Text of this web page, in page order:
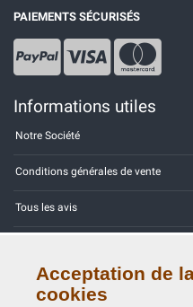
PAIEMENTS SÉCURISÉS
Informations utiles
Notre Société
Conditions générales de vente
Tous les avis
Contactez-nous
Acceptation de
cookies